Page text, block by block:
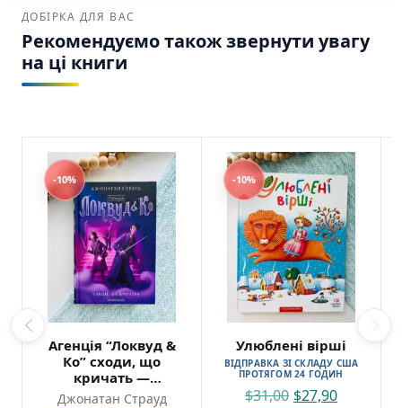
ДОБІРКА ДЛЯ ВАС
Рекомендуємо також звернути увагу
на ці книги
-10%
Агенція “Локвуд &
Ко” сходи, що
кричать —
Джонатан Страуд
Джонатан Страуд
-10%
Улюблені вірші
ВІДПРАВКА ЗІ СКЛАДУ США
ПРОТЯГОМ 24 ГОДИН
$31,00 $27,90